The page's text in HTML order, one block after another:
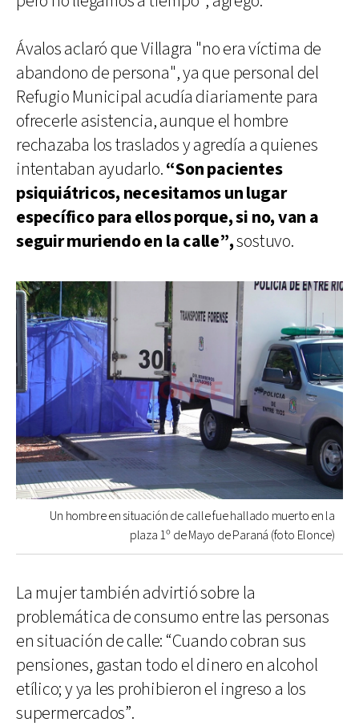
Ávalos aclaró que Villagra "no era víctima de
abandono de persona", ya que personal del
Refugio Municipal acudía diariamente para
ofrecerle asistencia, aunque el hombre
rechazaba los traslados y agredía a quienes
intentaban ayudarlo.“Son pacientes
psiquiátricos, necesitamos un lugar
específico para ellos porque, si no, van a
seguir muriendo en la calle”,sostuvo.
Un hombre en situación de calle fue hallado muerto en la
plaza 1º de Mayo de Paraná (foto Elonce)
La mujer también advirtió sobre la
problemática de consumo entre las personas
en situación de calle: “Cuando cobran sus
pensiones, gastan todo el dinero en alcohol
etílico; y ya les prohibieron el ingreso a los
supermercados”.